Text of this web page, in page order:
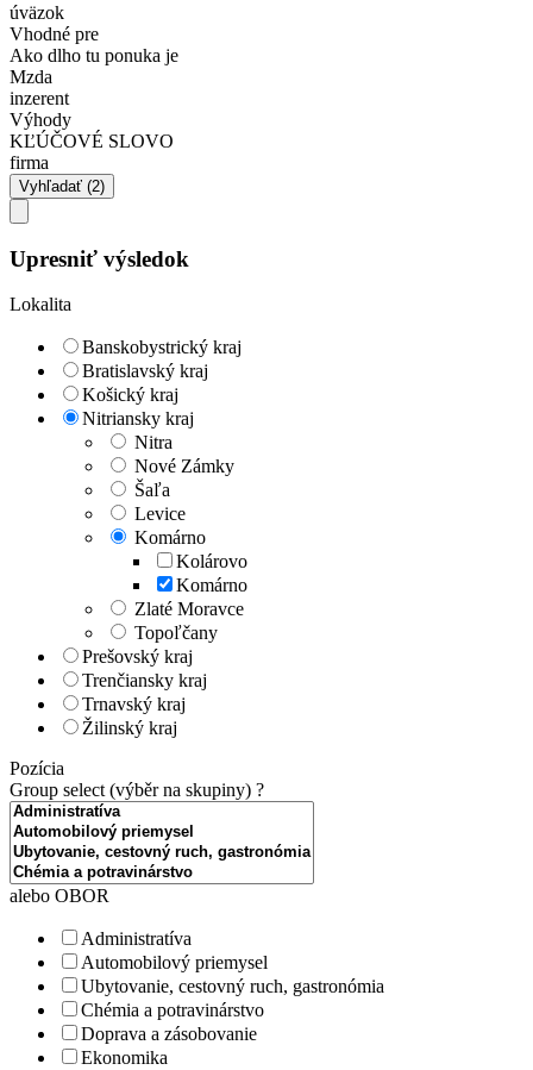
úväzok
Vhodné pre
Ako dlho tu ponuka je
Mzda
inzerent
Výhody
KĽÚČOVÉ SLOVO
firma
Upresniť výsledok
Lokalita
Banskobystrický kraj
Bratislavský kraj
Košický kraj
Nitriansky kraj
Nitra
Nové Zámky
Šaľa
Levice
Komárno
Kolárovo
Komárno
Zlaté Moravce
Topoľčany
Prešovský kraj
Trenčiansky kraj
Trnavský kraj
Žilinský kraj
Pozícia
Group select (výběr na skupiny) ?
alebo OBOR
Administratíva
Automobilový priemysel
Ubytovanie, cestovný ruch, gastronómia
Chémia a potravinárstvo
Doprava a zásobovanie
Ekonomika